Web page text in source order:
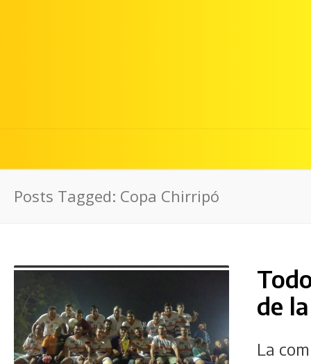
Posts Tagged: Copa Chirripó
de
La